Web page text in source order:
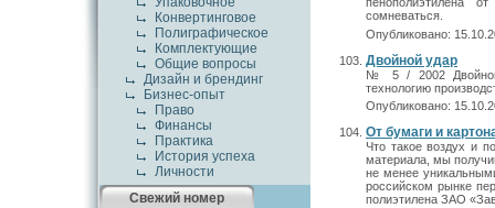
Конвертинговое
Полиграфическое
Комплектующие
Общие вопросы
Дизайн и брендинг
Бизнес-опыт
Право
Финансы
Практика
История успеха
Личности
Свежий номер
сомневаться.
Опубликовано:
Двойной удар
№ 5 / 2002 Двойной
технологию
Опубликовано:
От бумаги и
Что такое воздух и
материала, мы
не менее
российском рынке
полиэтилена ЗАО